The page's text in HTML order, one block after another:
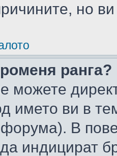
но
ранга?
можете
името ви в
В
индицират